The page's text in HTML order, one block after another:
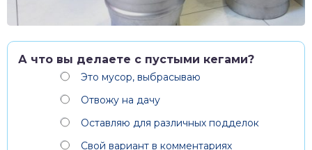
А что вы делаете с пустыми кегами?
Это мусор, выбрасываю
Отвожу на дачу
Оставляю для различных подделок
Свой вариант в комментариях